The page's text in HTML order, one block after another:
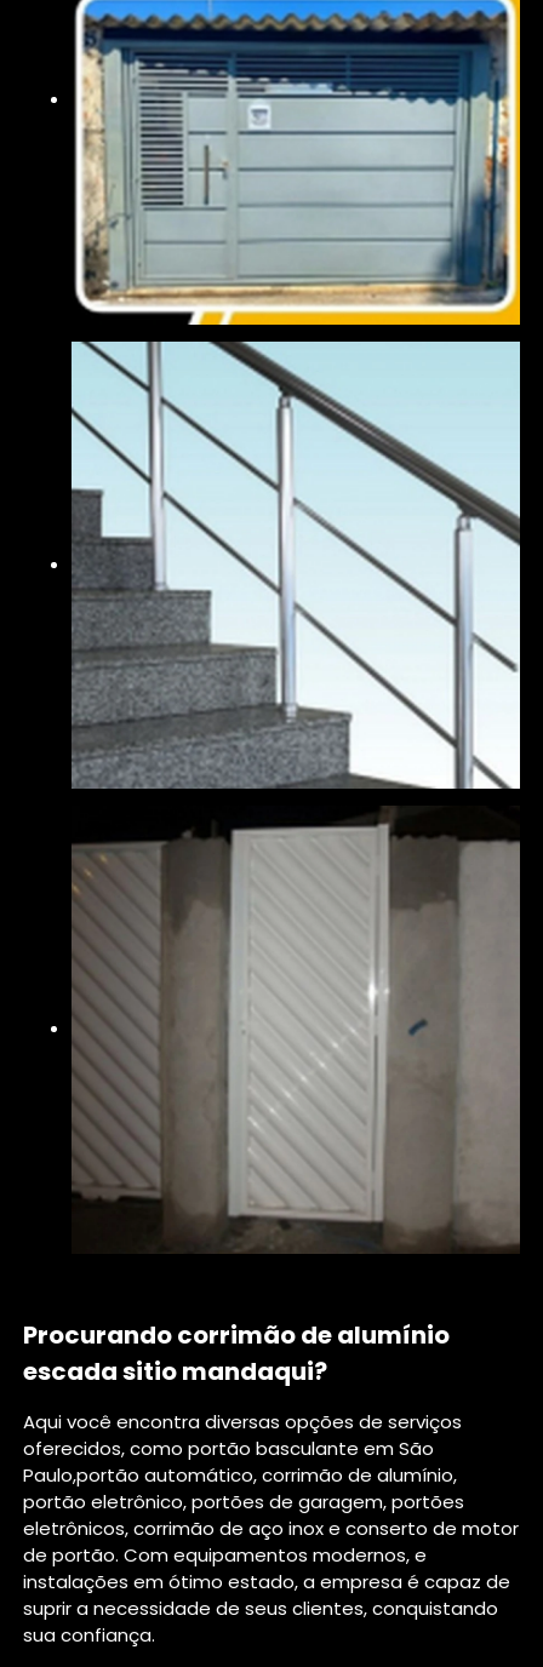
Procurando corrimão de alumínio
escada sitio mandaqui?
Aqui você encontra diversas opções de serviços
oferecidos, como portão basculante em São
Paulo,portão automático, corrimão de alumínio,
portão eletrônico, portões de garagem, portões
eletrônicos, corrimão de aço inox e conserto de motor
de portão. Com equipamentos modernos, e
instalações em ótimo estado, a empresa é capaz de
suprir a necessidade de seus clientes, conquistando
sua confiança.